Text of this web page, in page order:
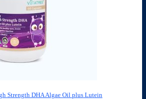
Strength DHA Algae Oil plus Lutein